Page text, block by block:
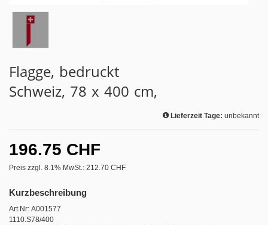
Flagge, bedruckt
Schweiz, 78 x 400 cm,
Lieferzeit Tage: unbekannt
196.75 CHF
Preis zzgl. 8.1% MwSt.: 212.70 CHF
Kurzbeschreibung
Art.Nr: A001577
1110.S78/400